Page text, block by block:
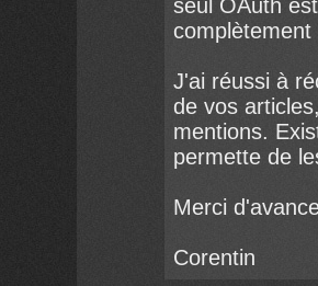
seul OAuth
J'ai réussi à
de vos
mentions.
permette de
Merci
Corentin